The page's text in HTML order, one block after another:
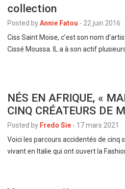
collection
Posted byAnnie Fatou - 22 juin 2016
Ciss Saint Moise, c’est son nom
Cissé Moussa. IL a à son actif
NÉS EN AFRIQUE, «
CINQ CRÉATEURS DE
Posted by Fredo Sie - 17 mars 2021
Voici les parcours accidentés de cinq
vivant en Italie qui ont ouvert la